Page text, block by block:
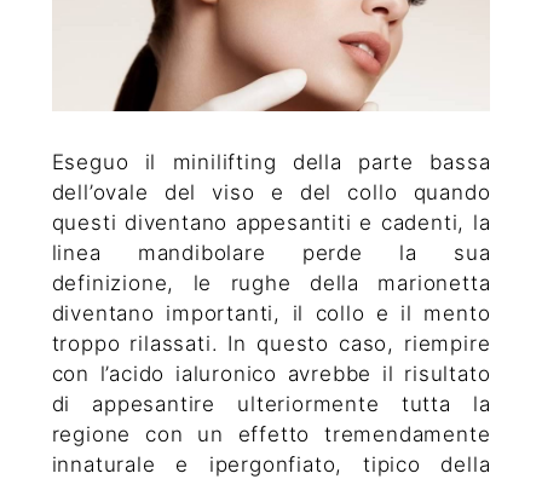
Eseguo il minilifting della parte bassa
dell’ovale del viso e del collo quando
questi diventano appesantiti e cadenti, la
linea mandibolare perde la sua
definizione, le rughe della marionetta
diventano importanti, il collo e il mento
troppo rilassati. In questo caso, riempire
con l’acido ialuronico avrebbe il risultato
di appesantire ulteriormente tutta la
regione con un effetto tremendamente
innaturale e ipergonfiato, tipico della